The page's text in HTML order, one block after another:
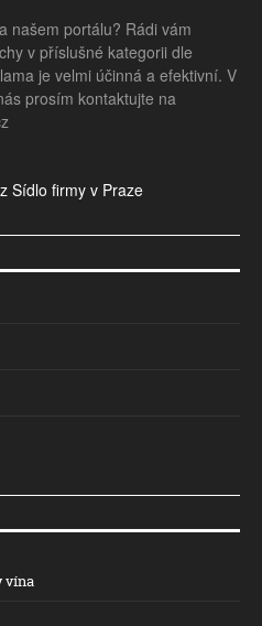
našem portálu? Rádi vám
v příslušné kategorii dle
je velmi účinná a efektivní. V
prosím kontaktujte na
Sídlo firmy v Praze
vína